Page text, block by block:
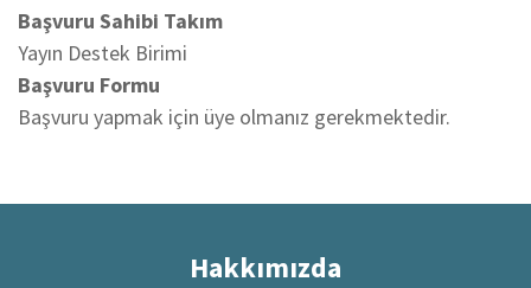
Başvuru Sahibi Takım
Yayın Destek Birimi
Başvuru Formu
Başvuru yapmak için üye olmanız gerekmektedir.
Hakkımızda